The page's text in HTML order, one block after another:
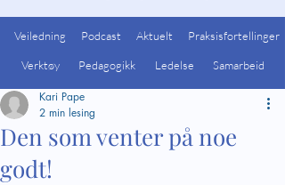
Veiledning
Verktøy
Podcast
Pedagogikk
Aktuelt Praksisfortellinger
Ledelse Samarbeid
Den som venter på noe
godt!
Kari Pape
2 min lesing